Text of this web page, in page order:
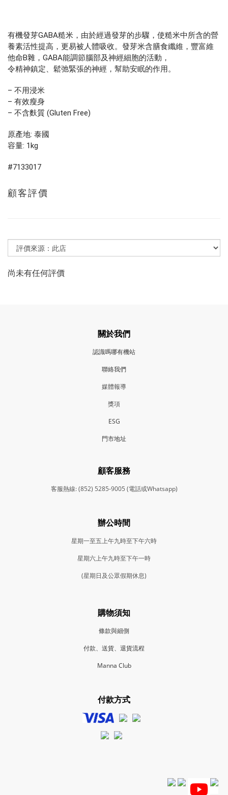
有機發芽GABA糙米，由於經過發芽的步驟，使糙米中所含的營
養素活性提高，更易被人體吸收。發芽米含膳食纖維，豐富維
他命B雜，GABA能調節腦部及神經細胞的活動，
令精神鎮定、鬆弛緊張的神經，幫助安眠的作用。
– 不用浸米
– 有效瘦身
– 不含麩質 (Gluten Free)
原產地: 泰國
容量: 1kg
#7133017
顧客評價
尚未有任何評價
關於我們
認識嗎哪有機站
聯絡我們
媒體報導
獎項
ESG
門市地址
顧客服務
客服熱線: (852) 5285-9005 (電話或Whatsapp)
辦公時間
星期一至五上午九時至下午六時
星期六上午九時至下午一時
(星期日及公眾假期休息)
購物須知
條款與細側
付款、送貨、退貨流程
Manna Club
付款方式